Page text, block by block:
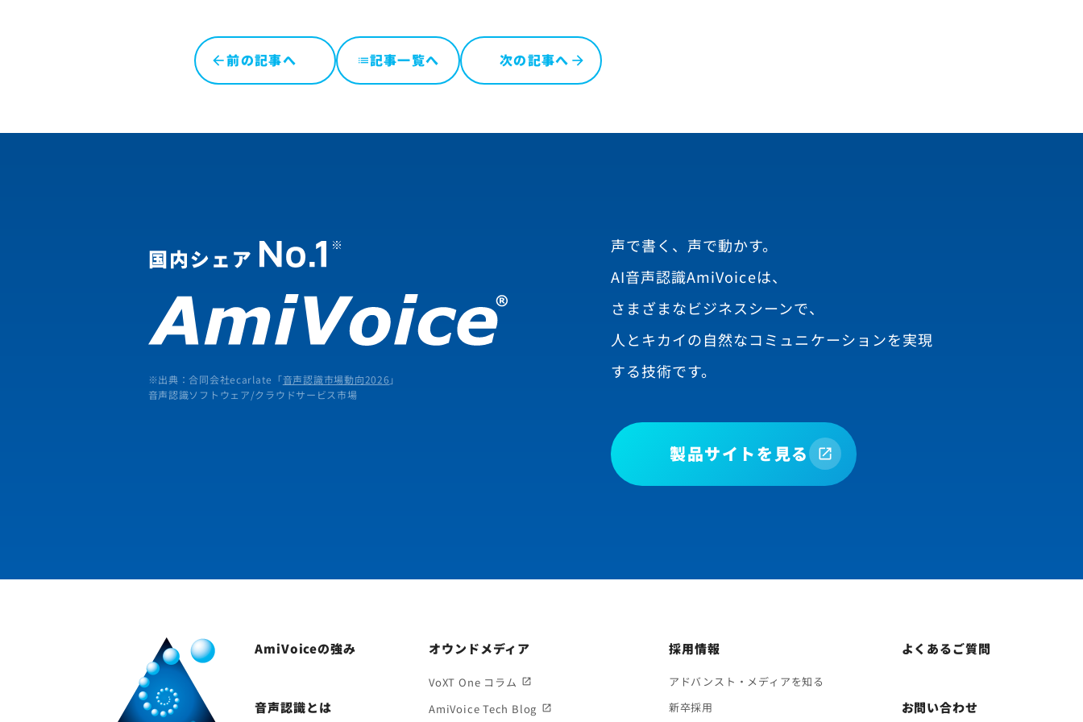
前の記事へ list記事一覧へ 次の記事へ
※出典：合同会社ecarlate「音声認識市場動向2026 」
音声認識ソフトウェア/クラウドサービス市場
声で書く、声で動かす。
AI音声認識AmiVoiceは、
さまざまなビジネスシーンで、
人とキカイの自然なコミュニケーションを実現
する技術です。
製品サイトを見る
AmiVoiceの強み
音声認識とは
オウンドメディア
VoXT One コラム
AmiVoice Tech Blog
採用情報
アドバンスト・メディアを知る
新卒採用
よくあるご質問
お問い合わせ